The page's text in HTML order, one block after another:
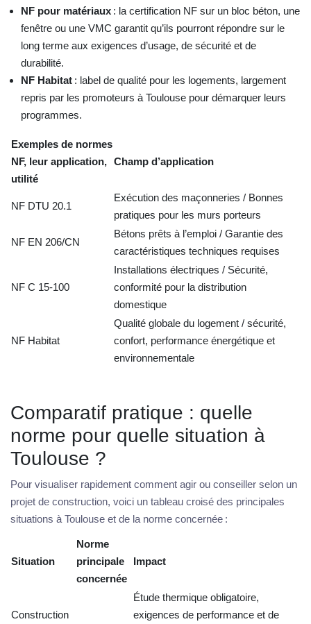
NF pour matériaux : la certification NF sur un bloc béton, une
fenêtre ou une VMC garantit qu’ils pourront répondre sur le
long terme aux exigences d’usage, de sécurité et de
durabilité.
NF Habitat : label de qualité pour les logements, largement
repris par les promoteurs à Toulouse pour démarquer leurs
programmes.
Exemples de normes
NF, leur application,
utilité
Champ d’application
NF DTU 20.1
Exécution des maçonneries / Bonnes
pratiques pour les murs porteurs
NF EN 206/CN
Bétons prêts à l’emploi / Garantie des
caractéristiques techniques requises
NF C 15-100
Installations électriques / Sécurité,
conformité pour la distribution
domestique
NF Habitat
Qualité globale du logement / sécurité,
confort, performance énergétique et
environnementale
Comparatif pratique : quelle
norme pour quelle situation à
Toulouse ?
Pour visualiser rapidement comment agir ou conseiller selon un
projet de construction, voici un tableau croisé des principales
situations à Toulouse et de la norme concernée :
Situation
Norme
principale
concernée
Impact
Construction
Étude thermique obligatoire,
exigences de performance et de